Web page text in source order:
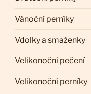
Vánoční perníky
Vdolky a smaženky
Velikonoční pečení
Velikonoční perníky